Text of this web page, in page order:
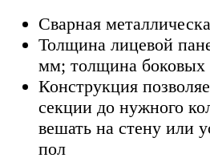
Сварная
Толщина лицевой
мм; толщина боковых
Конструкция
секции до нужного
вешать на стену или
пол